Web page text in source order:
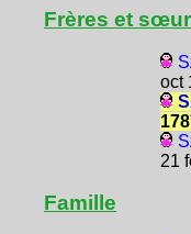
Frères et
oct
21
Famille